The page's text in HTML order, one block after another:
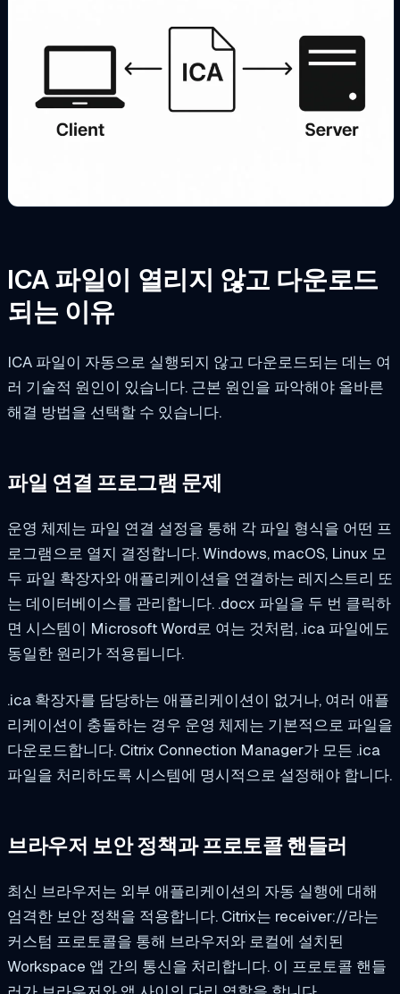
ICA 파일이 열리지 않고 다운로드
되는 이유
ICA 파일이 자동으로 실행되지 않고 다운로드되는 데는 여
러 기술적 원인이 있습니다. 근본 원인을 파악해야 올바른
해결 방법을 선택할 수 있습니다.
파일 연결 프로그램 문제
운영 체제는 파일 연결 설정을 통해 각 파일 형식을 어떤 프
로그램으로 열지 결정합니다. Windows, macOS, Linux 모
두 파일 확장자와 애플리케이션을 연결하는 레지스트리 또
는 데이터베이스를 관리합니다. .docx 파일을 두 번 클릭하
면 시스템이 Microsoft Word로 여는 것처럼, .ica 파일에도
동일한 원리가 적용됩니다.
.ica 확장자를 담당하는 애플리케이션이 없거나, 여러 애플
리케이션이 충돌하는 경우 운영 체제는 기본적으로 파일을
다운로드합니다. Citrix Connection Manager가 모든 .ica
파일을 처리하도록 시스템에 명시적으로 설정해야 합니다.
브라우저 보안 정책과 프로토콜 핸들러
최신 브라우저는 외부 애플리케이션의 자동 실행에 대해
엄격한 보안 정책을 적용합니다. Citrix는 receiver://라는
커스텀 프로토콜을 통해 브라우저와 로컬에 설치된
Workspace 앱 간의 통신을 처리합니다. 이 프로토콜 핸들